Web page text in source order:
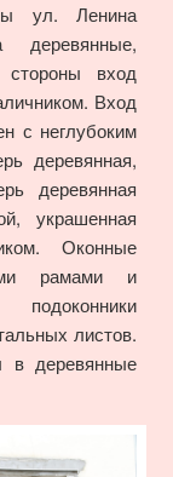
ул. Ленина
деревянные,
вход
Вход
с неглубоким
деревянная,
деревянная
украшенная
Оконные
рамами и
листов.
в деревянные